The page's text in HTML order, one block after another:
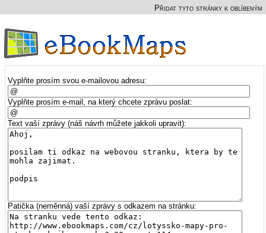
Přidat tyto stránky k oblíbeným
Vyplňte prosím svou e-mailovou adresu:
Vyplňte prosím e-mail, na který chcete zprávu poslat:
Text vaší zprávy (náš návrh můžete jakkoli upravit):
Patička (neměnná) vaší zprávy s odkazem na stránku: